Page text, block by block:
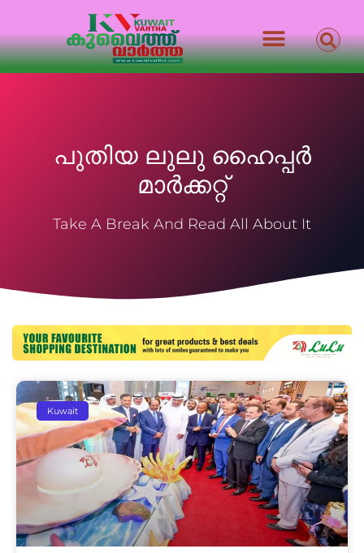
പുതിയ ലുലു ഹൈപ്പർ
മാർക്കറ്റ്‌
Take A Break And Read All About It
Kuwait